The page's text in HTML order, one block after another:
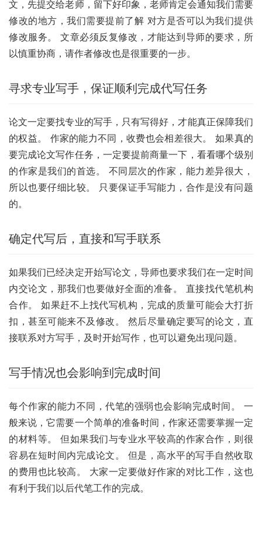
文，先提交给老师，留下好印象，老师肯定会通知我们需要
修改的地方，我们需要提前了解 对方是否可以为我们提供
修改服务。 文章必须反复修改，才能达到导师的要求，所
以慎重协商，请作者修改也是很重要的一步。
寻求专业写手，保证顺利完成代写任务
论文一定要找专业的写手，只有写得好，才能真正保障我们
的权益。 作家的能力不同，收费也会相差很大。 如果真的
要完成论文写作任务，一定要提前商量一下，看看哪个级别
的作家是我们的首选。 不同层次的作家，能力差异很大，
所以也要仔细比较。 只要保证手写能力，合作是没有问题
的。
确定代写后，直接和写手联系
如果我们已经决定开始写论文，导师也要求我们在一定时间
内交论文，那我们也要做好全面的准备。 直接找代笔机构
合作。 如果赶不上找代写机构，完成的质量可能会大打折
扣，甚至可能来不及修改。 然后尽量确定要写的论文，直
接联系对方写手，及时开始写作，也可以避免出现问题。
写手情况也会影响到完成时间
每个作家的能力不同，代笔的强弱也会影响完成时间。 一
般来说，它需要一个简单的准备时间，作家还需要掌握一定
的材料等。 但如果我们与专业水平较高的作家合作，则很
容易在短时间内完成论文。 但是，高水平的写手自然收取
的费用也比较高。 大家一定要做好作家的对比工作，这也
有利于我们以后代笔工作的完成。